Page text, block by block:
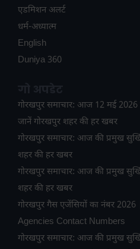
ए​डमिशन अलर्ट
धर्म-अध्यात्म
English
Duniya 360
गोरखपुर समाचार: आज 12 मई 2026
जानें गोरखपुर शहर की हर खबर
गोरखपुर समाचार: आज की प्रमुख
शहर की हर खबर
गोरखपुर समाचार: आज की प्रमुख
शहर की हर खबर
गोरखपुर गैस एजेंसियों का नंबर
Agencies Contact Numbers
गोरखपुर समाचार: आज की प्रमुख